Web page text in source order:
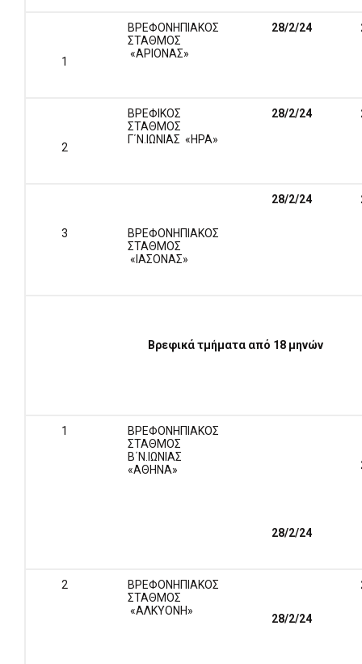
1
ΒΡΕΦΟΝΗΠΙΑΚΟΣ
ΣΤΑΘΜΟΣ
«ΑΡΙΟΝΑΣ»
28/2/24
2
ΒΡΕΦΙΚΟΣ
ΣΤΑΘΜΟΣ
Γ΄Ν.ΙΩΝΙΑΣ «ΗΡΑ»
28/2/24
3
ΒΡΕΦΟΝΗΠΙΑΚΟΣ
ΣΤΑΘΜΟΣ
«ΙΑΣΟΝΑΣ»
28/2/24
Βρεφικά τμήματα από 18 μηνών
1
ΒΡΕΦΟΝΗΠΙΑΚΟΣ
ΣΤΑΘΜΟΣ
Β΄Ν.ΙΩΝΙΑΣ
«ΑΘΗΝΑ»
28/2/24
2
ΒΡΕΦΟΝΗΠΙΑΚΟΣ
ΣΤΑΘΜΟΣ
«ΑΛΚΥΟΝΗ»
28/2/24